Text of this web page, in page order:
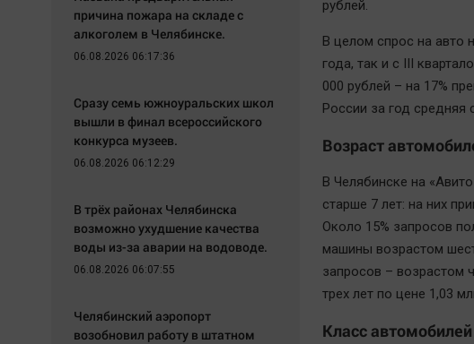
рублей.
В целом спрос на авто
года, так и с III
000 рублей – на 17%
России за год средняя
Возраст
В Челябинске на
старше 7 лет: на них
Около 15% запросов
машины возрастом
запросов – возрастом
трех лет по цене 1,03
Класс автомобилей
причина пожара на складе с
алкоголем в Челябинске.
06.08.2026 06:17:36
Сразу семь южноуральских школ
вышли в финал всероссийского
конкурса музеев.
06.08.2026 06:12:29
В трёх районах Челябинска
возможно ухудшение качества
воды из-за аварии на водоводе.
06.08.2026 06:07:55
Челябинский аэропорт
возобновил работу в штатном